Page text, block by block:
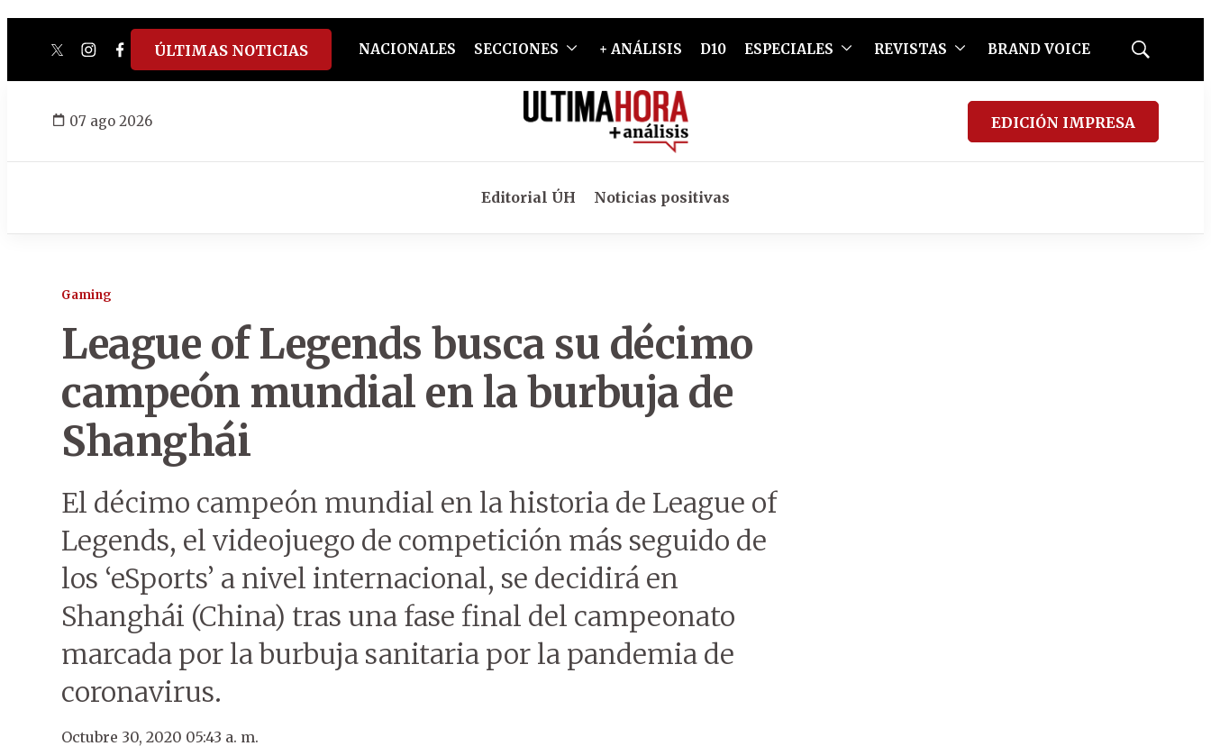
twitterinstagram
facebook
tiktokyoutube
spotify
ÚLTIMAS NOTICIAS NACIONALES SECCIONES + ANÁLISIS D10 ESPECIALES REVISTAS BRAND VOICE
Mostrar
07 ago 2026 EDICIÓN IMPRESA
Editorial ÚH Noticias positivas
Gaming
League of Legends busca su décimo
campeón mundial en la burbuja de
Shanghái
El décimo campeón mundial en la historia de League of
Legends, el videojuego de competición más seguido de
los ‘eSports’ a nivel internacional, se decidirá en
Shanghái (China) tras una fase final del campeonato
marcada por la burbuja sanitaria por la pandemia de
coronavirus.
Octubre 30, 2020 05:43 a. m.